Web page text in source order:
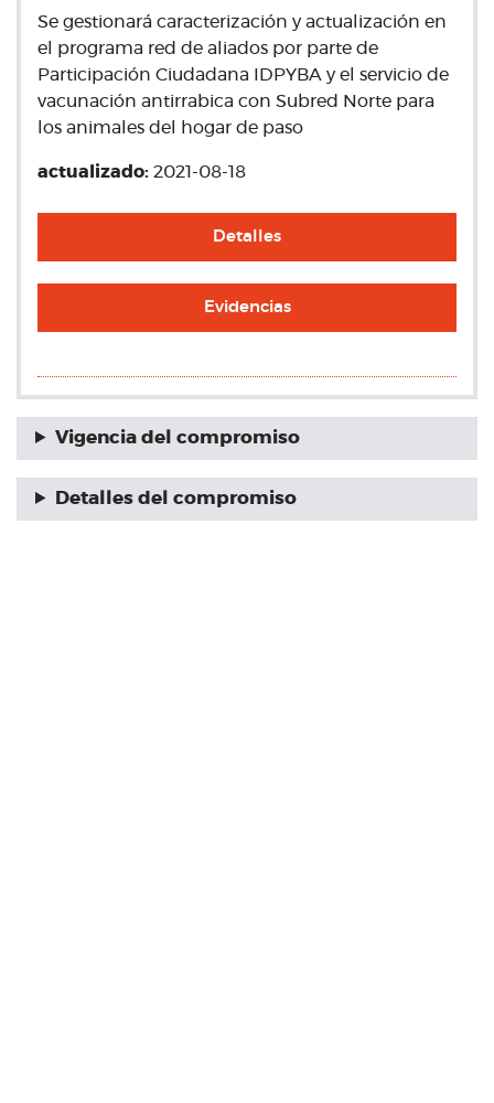
Se gestionará caracterización y actualización en
el programa red de aliados por parte de
Participación Ciudadana IDPYBA y el servicio de
vacunación antirrabica con Subred Norte para
los animales del hogar de paso
actualizado: 2021-08-18
Detalles
Evidencias
Vigencia del compromiso
Detalles del compromiso